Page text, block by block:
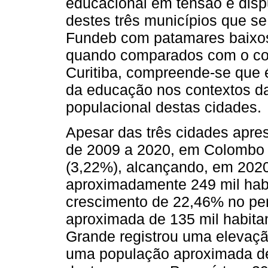
destes três municípios que
Fundeb com patamares
quando comparados com o
Curitiba, compreende-se
da educação nos contextos
populacional destas cidades.
Apesar das três cidades
de 2009 a 2020, em
(3,22%), alcançando, em
aproximadamente 249 mil
crescimento de 22,46% no
aproximada de 135 mil
Grande registrou uma
uma população aproximada